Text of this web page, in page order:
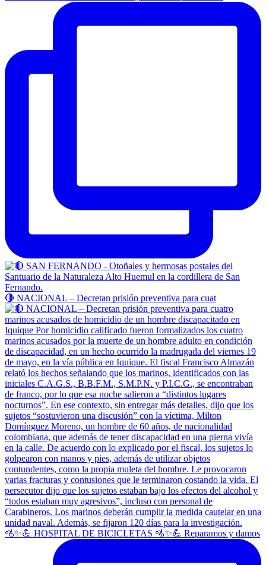
🔴 NACIONAL – Decretan prisión preventiva para cuat
🚵✨💪 HOSPITAL DE BICICLETAS 🚵✨💪 Reparamos y damos